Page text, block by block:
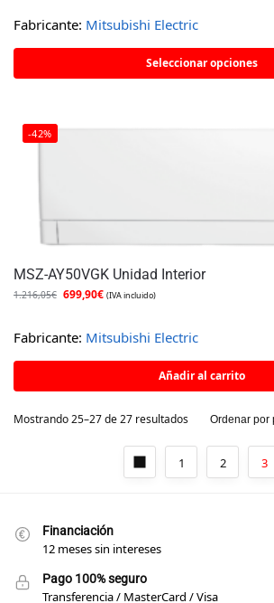
Fabricante: Mitsubishi Electric
Seleccionar opciones
-42%
MSZ-AY50VGK Unidad Interior
1.216,05€ 699,90€ (IVA incluido)
Fabricante: Mitsubishi Electric
Añadir al carrito
Mostrando 25–27 de 27 resultados
1 2 3
Financiación
12 meses sin intereses
Pago 100% seguro
Transferencia / MasterCard / Visa